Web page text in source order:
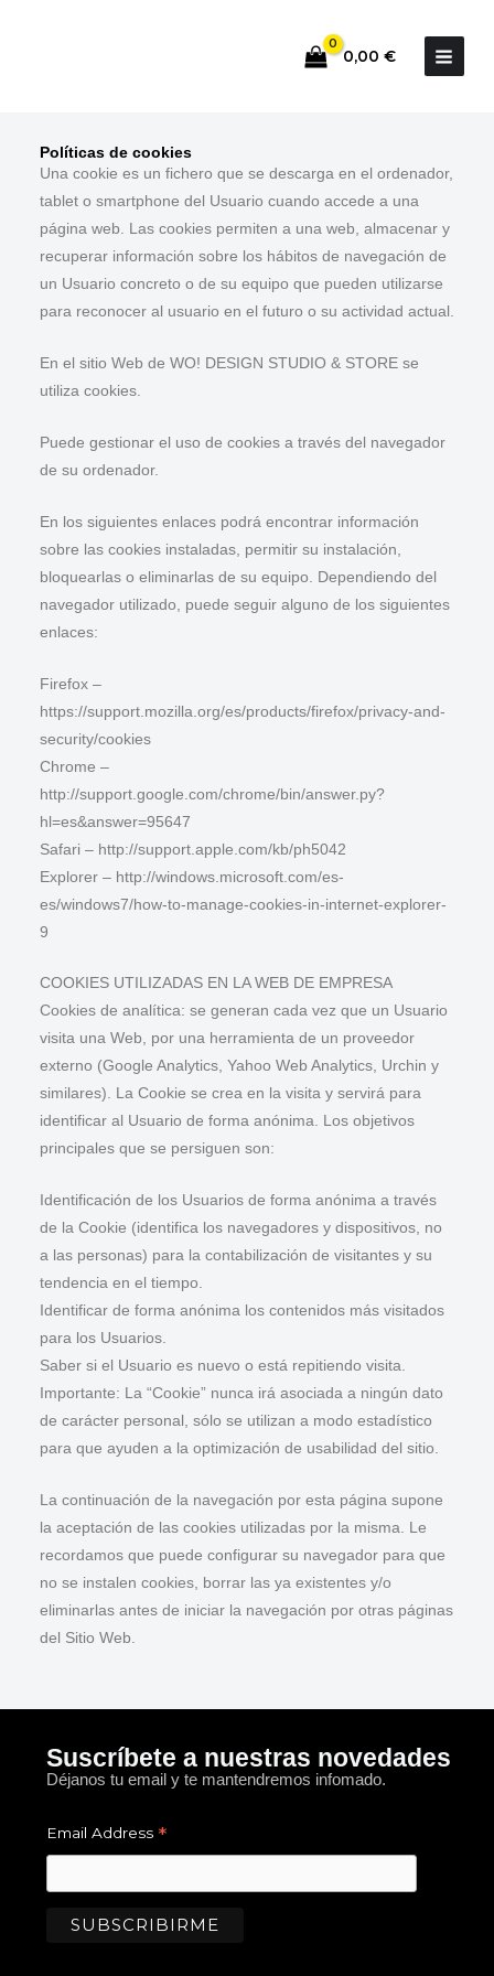
0,00 €
Políticas de cookies
Una cookie es un fichero que se descarga en el ordenador,
tablet o smartphone del Usuario cuando accede a una
página web. Las cookies permiten a una web, almacenar y
recuperar información sobre los hábitos de navegación de
un Usuario concreto o de su equipo que pueden utilizarse
para reconocer al usuario en el futuro o su actividad actual.
En el sitio Web de WO! DESIGN STUDIO & STORE se
utiliza cookies.
Puede gestionar el uso de cookies a través del navegador
de su ordenador.
En los siguientes enlaces podrá encontrar información
sobre las cookies instaladas, permitir su instalación,
bloquearlas o eliminarlas de su equipo. Dependiendo del
navegador utilizado, puede seguir alguno de los siguientes
enlaces:
Firefox –
https://support.mozilla.org/es/products/firefox/privacy-and-
security/cookies
Chrome –
http://support.google.com/chrome/bin/answer.py?
hl=es&answer=95647
Safari – http://support.apple.com/kb/ph5042
Explorer – http://windows.microsoft.com/es-
es/windows7/how-to-manage-cookies-in-internet-explorer-
9
COOKIES UTILIZADAS EN LA WEB DE EMPRESA
Cookies de analítica: se generan cada vez que un Usuario
visita una Web, por una herramienta de un proveedor
externo (Google Analytics, Yahoo Web Analytics, Urchin y
similares). La Cookie se crea en la visita y servirá para
identificar al Usuario de forma anónima. Los objetivos
principales que se persiguen son:
Identificación de los Usuarios de forma anónima a través
de la Cookie (identifica los navegadores y dispositivos, no
a las personas) para la contabilización de visitantes y su
tendencia en el tiempo.
Identificar de forma anónima los contenidos más visitados
para los Usuarios.
Saber si el Usuario es nuevo o está repitiendo visita.
Importante: La “Cookie” nunca irá asociada a ningún dato
de carácter personal, sólo se utilizan a modo estadístico
para que ayuden a la optimización de usabilidad del sitio.
La continuación de la navegación por esta página supone
la aceptación de las cookies utilizadas por la misma. Le
recordamos que puede configurar su navegador para que
no se instalen cookies, borrar las ya existentes y/o
eliminarlas antes de iniciar la navegación por otras páginas
del Sitio Web.
Suscríbete a nuestras novedades
Déjanos tu email y te mantendremos infomado.
Email Address *